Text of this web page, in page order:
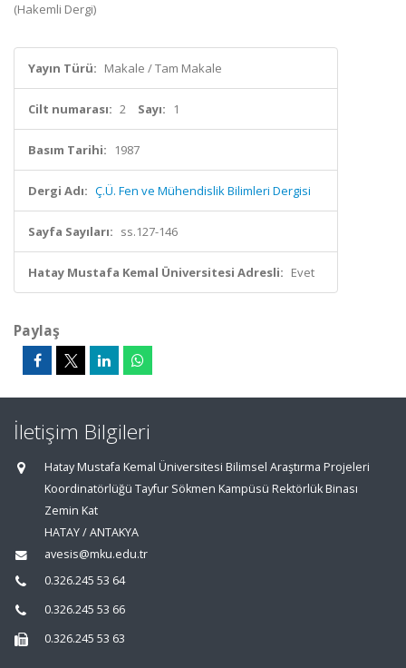
(Hakemli Dergi)
Yayın Türü: Makale / Tam Makale
Cilt numarası: 2 Sayı: 1
Basım Tarihi: 1987
Dergi Adı: Ç.Ü. Fen ve Mühendislik Bilimleri Dergisi
Sayfa Sayıları: ss.127-146
Hatay Mustafa Kemal Üniversitesi Adresli: Evet
Paylaş
İletişim Bilgileri
Hatay Mustafa Kemal Üniversitesi Bilimsel Araştırma Projeleri
Koordinatörlüğü Tayfur Sökmen Kampüsü Rektörlük Binası
Zemin Kat
HATAY / ANTAKYA
avesis@mku.edu.tr
0.326.245 53 64
0.326.245 53 66
0.326.245 53 63